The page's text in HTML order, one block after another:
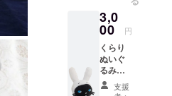
所：東
京（飯
田橋・
神楽坂
周辺）
3,0
00 円
くらり
ぬいぐ
るみ
（１
体） サ
支援